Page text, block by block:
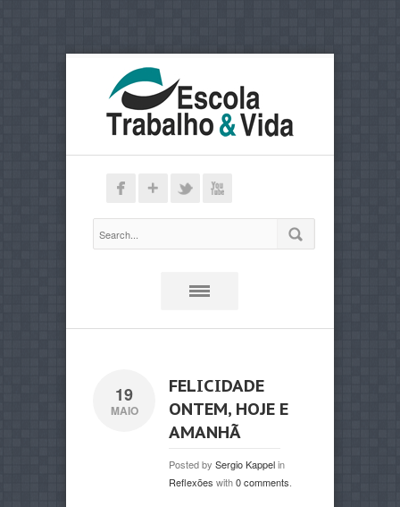
19
MAIO
FELICIDADE
ONTEM, HOJE E
AMANHÃ
Posted by Sergio Kappelin
Reflexões with0 comments